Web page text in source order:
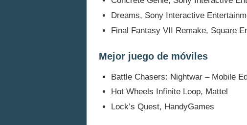
Dreams, Sony Interactive
Final Fantasy VII Remake, Square
Mejor juego de móviles
Battle Chasers: Nightwar – Mobile
Hot Wheels Infinite Loop, Mattel
Lock’s Quest, HandyGames